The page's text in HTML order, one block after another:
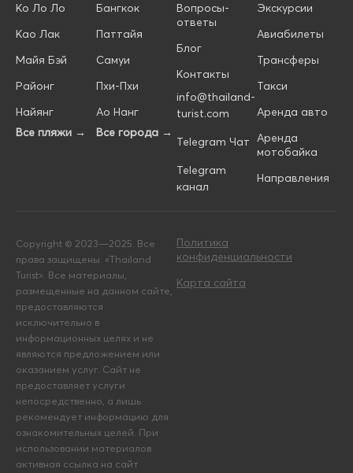
Ко Ло Ло
Као Лак
Майя Бэй
Районг
Найянг
Все пляжи →
Бангкок
Паттайя
Самуи
Пхи-Пхи
Ао Нанг
Все города →
Вопросы-
ответы
Блог
Контакты
info@thailand-
turist.com
Telegram Чат
Telegram
канал
Экскурсии
Авиабилеты
Трансферы
Такси
Аренда авто
Аренда
мотобайка
Направления
Copyright © 2023—2025. Все
права защищены. «Thailand
Turist». Все материалы,
размещенные на данном сайте,
предоставляются
исключительно в
информационных целях и не
являются предложением или
оказанием услуг. Сайт не
предоставляет услуги
непосредственно, а лишь
рекомендует информацию для
ознакомительных целей. При
использовании материалов
активная ссылка на сайт
Политика
конфиденциальности
Карта сайта